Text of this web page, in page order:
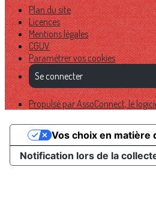
Plan du site
Licences
Mentions légales
CGUV
Paramétrer vos cookies
Se connecter
Propulsé par AssoConnect, le
Notification lors de la
Vos choix en matière